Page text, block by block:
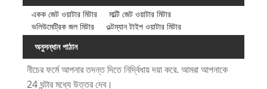
একক জেট ওয়াটার মিটার
মাল্টি জেট ওয়াটার মিটার
ভলিউমেট্রিক জল মিটার
ওল্টম্যান টাইপ ওয়াটার মিটার
অনুসন্ধান পাঠান
নীচের ফর্মে আপনার তদন্ত দিতে নির্দ্বিধায় দয়া করে. আমরা আপনাকে
24 ঘন্টার মধ্যে উত্তর দেব।